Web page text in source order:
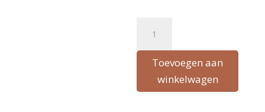
Zelfhulp
Toevoegen aan
winkelwagen
t
e